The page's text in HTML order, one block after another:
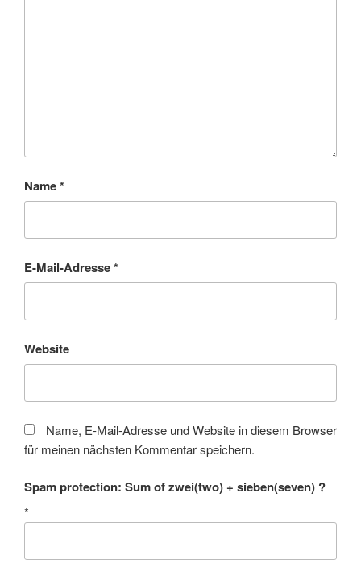
Name*
E-Mail-Adresse*
Website
Name, E-Mail-Adresse und Website in diesem Browser
für meinen nächsten Kommentar speichern.
Spam protection: Sum of zwei(two) + sieben(seven) ?
*